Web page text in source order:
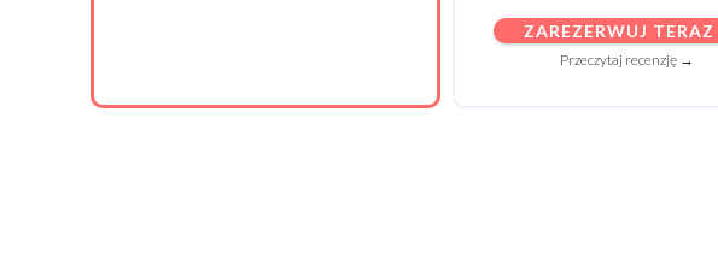
ZAREZERWUJ TERAZ
Przeczytaj recenzję →